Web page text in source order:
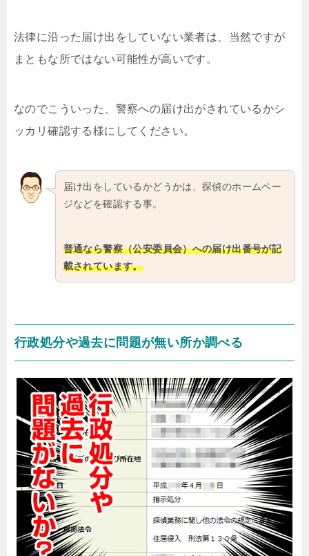
法律に沿った届け出をしていない業者は、当然ですが
まともな所ではない可能性が高いです。
なのでこういった、警察への届け出がされているかシ
ッカリ確認する様にしてください。
届け出をしているかどうかは、探偵のホームペー
ジなどを確認する事。
普通なら警察（公安委員会）への届け出番号が記
載されています。
行政処分や過去に問題が無い所か調べる